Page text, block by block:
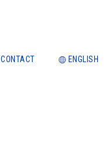
CONTACT ENGLISH